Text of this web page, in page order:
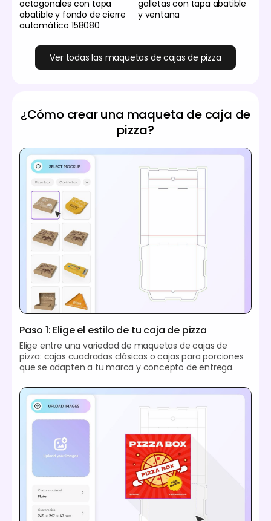
octogonales con tapa
abatible y fondo de cierre
automático 158080
galletas con tapa abatible
y ventana
Ver todas las maquetas de cajas de pizza
¿Cómo crear una maqueta de caja de
pizza?
Paso 1: Elige el estilo de tu caja de pizza
Elige entre una variedad de maquetas de cajas de
pizza: cajas cuadradas clásicas o cajas para porciones
que se adapten a tu marca y concepto de entrega.